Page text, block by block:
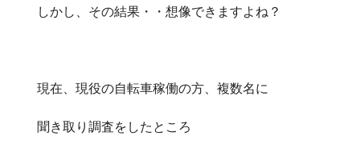
しかし、その結果・・想像できますよね？
現在、現役の自転車稼働の方、複数名に
聞き取り調査をしたところ